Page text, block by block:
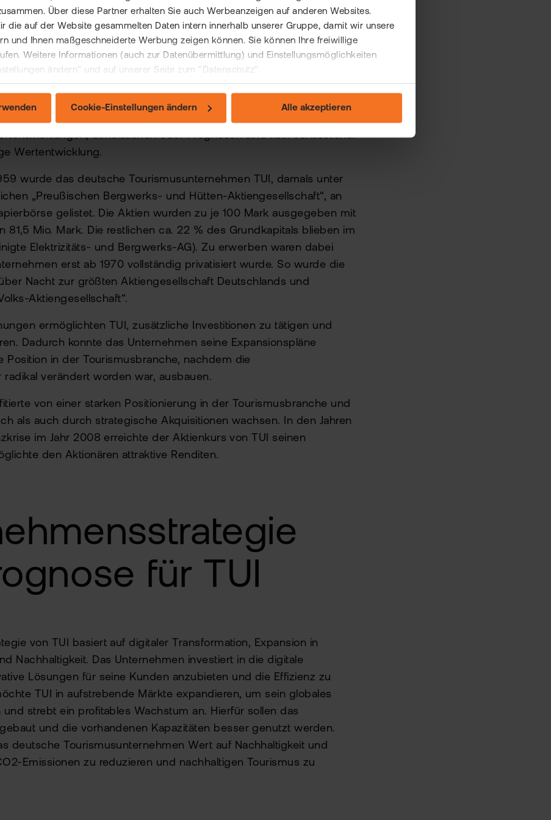
Über diese Partner erhalten Sie auch Werbeanzeigen auf anderen Websites.
die auf der Website gesammelten Daten intern innerhalb unserer Gruppe, damit wir unsere
und Ihnen maßgeschneiderte Werbung zeigen können. Sie können Ihre freiwillige
Weitere Informationen (auch zur Datenübermittlung) und Einstellungsmöglichkeiten
ändern" und auf unserer Seite zum "Datenschutz".
Cookie-Einstellungen ändern Alle akzeptieren
von TUI
Simulationen oder Prognosen sind kein verlässlicher
Wertentwicklung.
wurde das deutsche Tourismusunternehmen TUI, damals unter
„Preußischen Bergwerks- und Hütten-Aktiengesellschaft“, an
gelistet. Die Aktien wurden zu je 100 Mark ausgegeben mit
81,5 Mio. Mark. Die restlichen ca. 22 % des Grundkapitals blieben im
Elektrizitäts- und Bergwerks-AG). Zu erwerben waren dabei
erst ab 1970 vollständig privatisiert wurde. So wurde die
Nacht zur größten Aktiengesellschaft Deutschlands und
Aktiengesellschaft“.
ermöglichten TUI, zusätzliche Investitionen zu tätigen und
Dadurch konnte das Unternehmen seine Expansionspläne
Position in der Tourismusbranche, nachdem die
verändert worden war, ausbauen.
von einer starken Positionierung in der Tourismusbranche und
als auch durch strategische Akquisitionen wachsen. In den Jahren
im Jahr 2008 erreichte der Aktienkurs von TUI seinen
den Aktionären attraktive Renditen.
für TUI
von TUI basiert auf digitaler Transformation, Expansion in
Nachhaltigkeit. Das Unternehmen investiert in die digitale
Lösungen für seine Kunden anzubieten und die Effizienz zu
TUI in aufstrebende Märkte expandieren, um sein globales
strebt ein profitables Wachstum an. Hierfür sollen das
und die vorhandenen Kapazitäten besser genutzt werden.
deutsche Tourismusunternehmen Wert auf Nachhaltigkeit und
Emissionen zu reduzieren und nachhaltigen Tourismus zu